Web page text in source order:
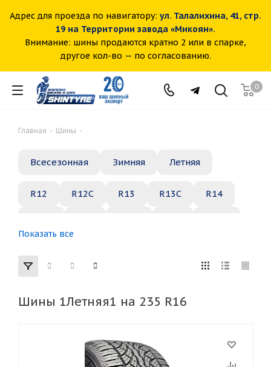
Адрес для проезда по навигатору: ул. Талалихина, 41, стр.
19 на Территории завода «Микоян».
Внимание: шины продаются кратно 2 или в спарке,
другое кол-во — по согласованию.
0
Главная - Шины -
Всесезонная Зимняя Летняя
R12 R12C R13 R13C R14
R22
155 165 185 195
275 285 295
Показать все
Шины 1Летняя1 на 235 R16